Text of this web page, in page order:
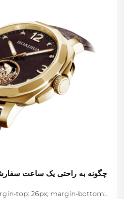
چگونه به راحتی یک ساعت
top: 26px; margin-bottom: